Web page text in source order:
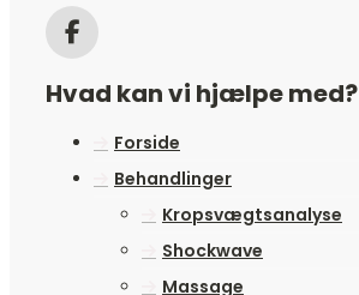
Hvad kan vi hjælpe med?
Forside
Behandlinger
Kropsvægtsanalyse
Shockwave
Massage